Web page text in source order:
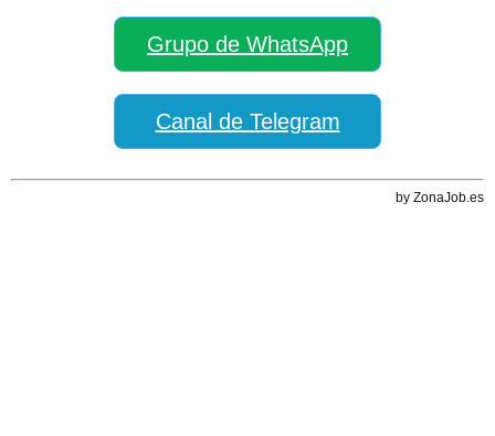
Grupo de WhatsApp
Canal de Telegram
by ZonaJob.es